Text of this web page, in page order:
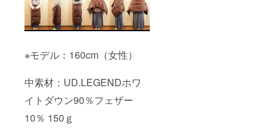
※モデル：160cm（女性）
中素材：UD.LEGENDホワ
イトダウン90％フェザー
10％ 150ｇ